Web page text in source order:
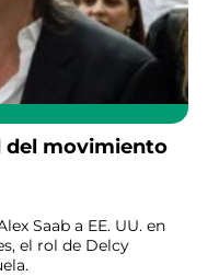
del movimiento
Saab a EE. UU. en
el rol de Delcy